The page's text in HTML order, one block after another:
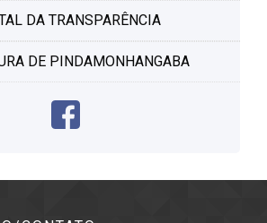
DA TRANSPARÊNCIA
DE PINDAMONHANGABA